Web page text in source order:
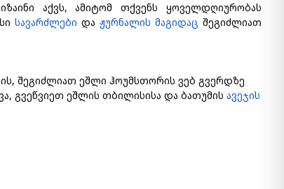
აქვს, ამიტომ თქვენს ყოველდღიურობას
სავარძლები და ჟურნალის მაგიდაც შეგიძლიათ
შეგიძლიათ ეშლი ჰოუმსთორის ვებ გვერდზე
გვეწვიეთ ეშლის თბილისისა და ბათუმის ავეჯის